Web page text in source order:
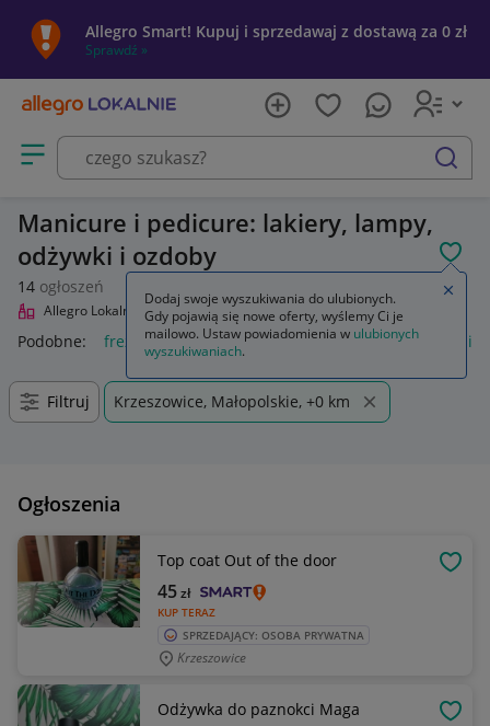
Allegro Smart! Kupuj i sprzedawaj z dostawą za 0 zł
Sprawdź »
Otwórz menu z kategoriami
szukaj
Manicure i pedicure: lakiery, lampy,
odżywki i ozdoby
14 ogłoszeń
Allegro Lokalnie Uroda Manicure i pedicure
Podobne: frezarka do manicure i pedicure zestaw do
Filtruj Krzeszowice, Małopolskie, +0 km
Ogłoszenia
Top coat Out of the door
KUP TERAZ
45zł
SPRZEDAJĄCY: OSOBA PRYWATNA
Krzeszowice
Odżywka do paznokci Maga
Dodaj swoje wyszukiwania do ulubionych.
Gdy pojawią się nowe oferty, wyślemy Ci je
mailowo. Ustaw powiadomienia w ulubionych
wyszukiwaniach.